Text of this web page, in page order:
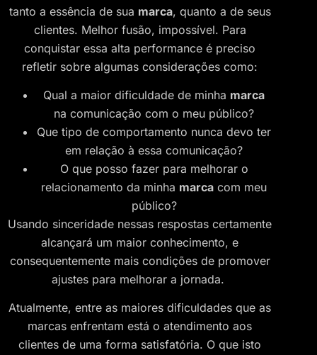
tanto a essência de sua marca, quanto a de seus
clientes. Melhor fusão, impossível. Para
conquistar essa alta performance é preciso
refletir sobre algumas considerações como:
Qual a maior dificuldade de minha marca
na comunicação com o meu público?
Que tipo de comportamento nunca devo ter
em relação à essa comunicação?
O que posso fazer para melhorar o
relacionamento da minha marca com meu
público?
Usando sinceridade nessas respostas certamente
alcançará um maior conhecimento, e
consequentemente mais condições de promover
ajustes para melhorar a jornada.
Atualmente, entre as maiores dificuldades que as
marcas enfrentam está o atendimento aos
clientes de uma forma satisfatória. O que isto